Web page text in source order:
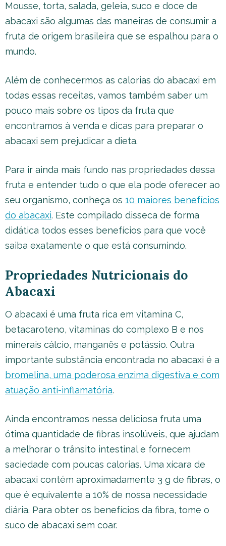
Mousse, torta, salada, geleia, suco e doce de
abacaxi são algumas das maneiras de consumir a
fruta de origem brasileira que se espalhou para o
mundo.
Além de conhecermos as calorias do abacaxi em
todas essas receitas, vamos também saber um
pouco mais sobre os tipos da fruta que
encontramos à venda e dicas para preparar o
abacaxi sem prejudicar a dieta.
Para ir ainda mais fundo nas propriedades dessa
fruta e entender tudo o que ela pode oferecer ao
seu organismo, conheça os 10 maiores benefícios
do abacaxi. Este compilado disseca de forma
didática todos esses benefícios para que você
saiba exatamente o que está consumindo.
Propriedades Nutricionais do
Abacaxi
O abacaxi é uma fruta rica em vitamina C,
betacaroteno, vitaminas do complexo B e nos
minerais cálcio, manganês e potássio. Outra
importante substância encontrada no abacaxi é a
bromelina, uma poderosa enzima digestiva e com
atuação anti-inflamatória.
Ainda encontramos nessa deliciosa fruta uma
ótima quantidade de fibras insolúveis, que ajudam
a melhorar o trânsito intestinal e fornecem
saciedade com poucas calorias. Uma xícara de
abacaxi contém aproximadamente 3 g de fibras, o
que é equivalente a 10% de nossa necessidade
diária. Para obter os benefícios da fibra, tome o
suco de abacaxi sem coar.